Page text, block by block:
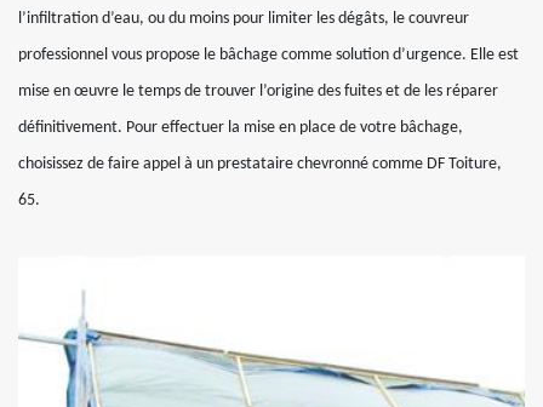
l’infiltration d’eau, ou du moins pour limiter les dégâts, le couvreur
professionnel vous propose le bâchage comme solution d’urgence. Elle est
mise en œuvre le temps de trouver l’origine des fuites et de les réparer
définitivement. Pour effectuer la mise en place de votre bâchage,
choisissez de faire appel à un prestataire chevronné comme DF Toiture,
65.